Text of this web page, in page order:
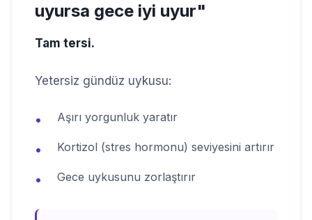
uyursa gece iyi uyur"
Tam tersi.
Yetersiz gündüz uykusu:
• Aşırı yorgunluk yaratır
• Kortizol (stres hormonu) seviyesini artırır
• Gece uykusunu zorlaştırır